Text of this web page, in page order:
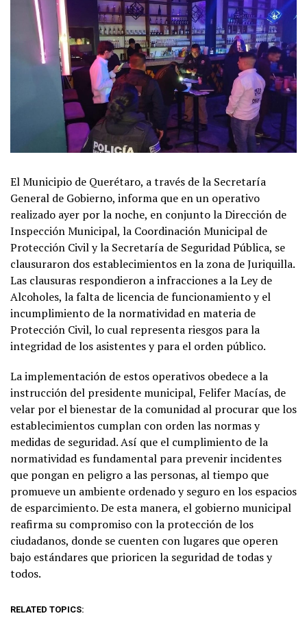
El Municipio de Querétaro, a través de la Secretaría
General de Gobierno, informa que en un operativo
realizado ayer por la noche, en conjunto la Dirección de
Inspección Municipal, la Coordinación Municipal de
Protección Civil y la Secretaría de Seguridad Pública, se
clausuraron dos establecimientos en la zona de Juriquilla.
Las clausuras respondieron a infracciones a la Ley de
Alcoholes, la falta de licencia de funcionamiento y el
incumplimiento de la normatividad en materia de
Protección Civil, lo cual representa riesgos para la
integridad de los asistentes y para el orden público.
La implementación de estos operativos obedece a la
instrucción del presidente municipal, Felifer Macías, de
velar por el bienestar de la comunidad al procurar que los
establecimientos cumplan con orden las normas y
medidas de seguridad. Así que el cumplimiento de la
normatividad es fundamental para prevenir incidentes
que pongan en peligro a las personas, al tiempo que
promueve un ambiente ordenado y seguro en los espacios
de esparcimiento. De esta manera, el gobierno municipal
reafirma su compromiso con la protección de los
ciudadanos, donde se cuenten con lugares que operen
bajo estándares que prioricen la seguridad de todas y
todos.
RELATED TOPICS: